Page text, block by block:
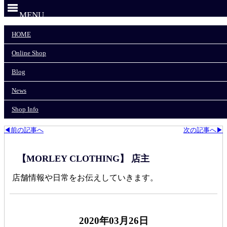
Online Shop
News
MENU
HOME
Online Shop
Blog
News
Shop Info
DECHO/デコ>
次の記事へ▶
◀前の記事へ
【MORLEY CLOTHING】 店主
店舗情報や日常をお伝えしていきます。
2020年03月26日